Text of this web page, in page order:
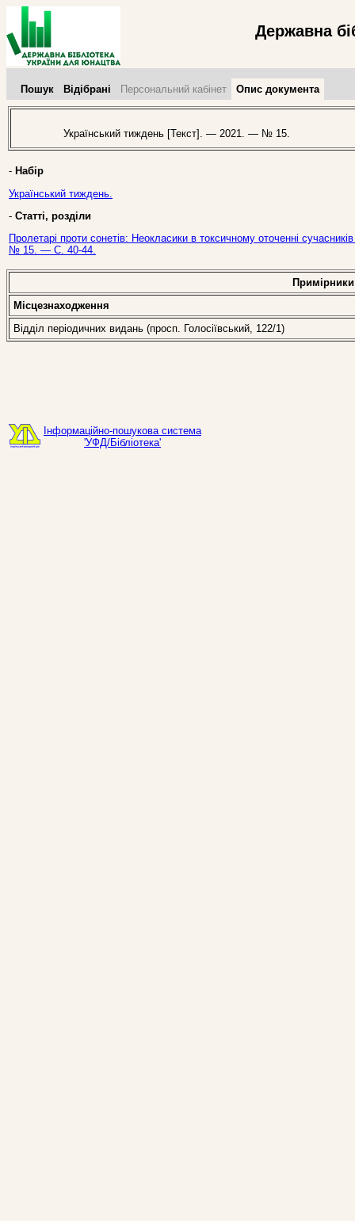
Державна
Пошук Відібрані Персональний кабінет Опис документа
Український тиждень [Текст]. — 2021. — № 15.
- Набір
Український тиждень.
- Статті, розділи
Пролетарі проти сонетів: Неокласики в токсичному оточенні
№ 15. — С. 40-44.
Примірники
Місцезнаходження
Відділ періодичних видань (просп. Голосіївський, 122/1)
Інформаційно-пошукова система
'УФД/Бібліотека'